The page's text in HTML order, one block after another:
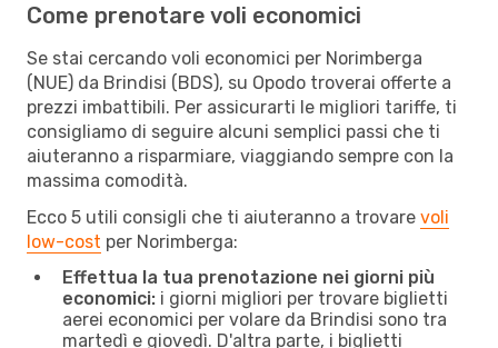
Come prenotare voli economici
Se stai cercando voli economici per Norimberga
(NUE) da Brindisi (BDS), su Opodo troverai offerte a
prezzi imbattibili. Per assicurarti le migliori tariffe, ti
consigliamo di seguire alcuni semplici passi che ti
aiuteranno a risparmiare, viaggiando sempre con la
massima comodità.
Ecco 5 utili consigli che ti aiuteranno a trovare voli
low-cost per Norimberga:
Effettua la tua prenotazione nei giorni più
economici: i giorni migliori per trovare biglietti
aerei economici per volare da Brindisi sono tra
martedì e giovedì. D'altra parte, i biglietti